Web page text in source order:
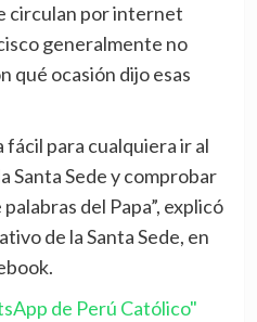
circulan por internet
generalmente no
qué ocasión dijo esas
fácil para cualquiera ir al
Santa Sede y comprobar
del Papa”, explicó
de la Santa Sede, en
de Perú Católico"